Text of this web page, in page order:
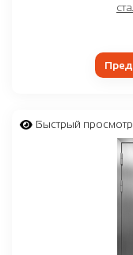
Быстрый просмотр